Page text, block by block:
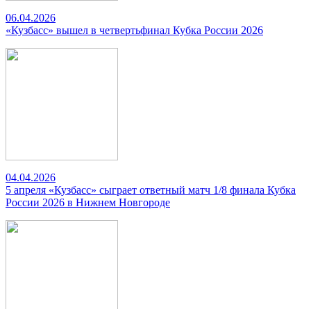
06.04.2026
«Кузбасс» вышел в четвертьфинал Кубка России 2026
04.04.2026
5 апреля «Кузбасс» сыграет ответный матч 1/8 финала Кубка
России 2026 в Нижнем Новгороде